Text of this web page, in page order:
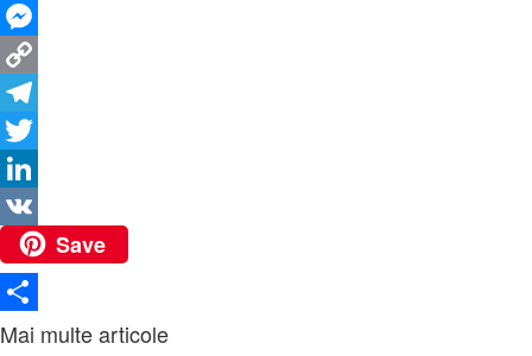
WhatsApp
Messenger
Copy
Link
Telegram
Twitter
LinkedIn
VK
Save
Partajează
Mai multe articole